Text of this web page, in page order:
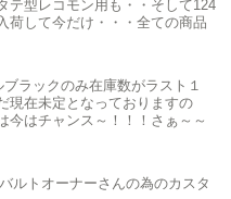
テ型レコモン用も・・そして124
荷して今だけ・・・全ての商品
ラックのみ在庫数がラスト１
現在未定となっておりますの
今はチャンス～！！！さぁ～～
ルトオーナーさんの為のカスタ